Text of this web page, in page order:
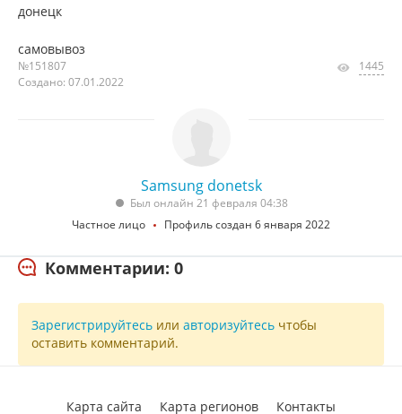
донецк
самовывоз
№151807
Создано: 07.01.2022
1445
Samsung donetsk
Был онлайн 21 февраля 04:38
Частное лицо
Профиль создан 6 января 2022
Комментарии: 0
Зарегистрируйтесь или авторизуйтесь чтобы
оставить комментарий.
Карта сайта Карта регионов Контакты